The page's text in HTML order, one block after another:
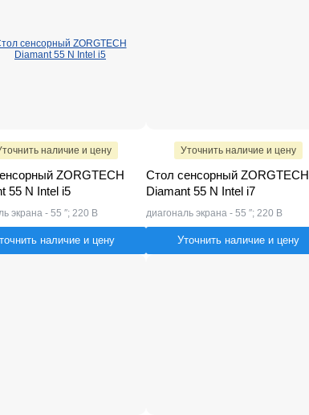
наличие и цену
ZORGTECH
55 N Intel i5
экрана - 55 ″; 220 В
наличие и цену
Уточнить наличие и цену
Стол сенсорный ZORGTECH
Diamant 55 N Intel i7
диагональ экрана - 55 ″; 220 В
Уточнить наличие и цену